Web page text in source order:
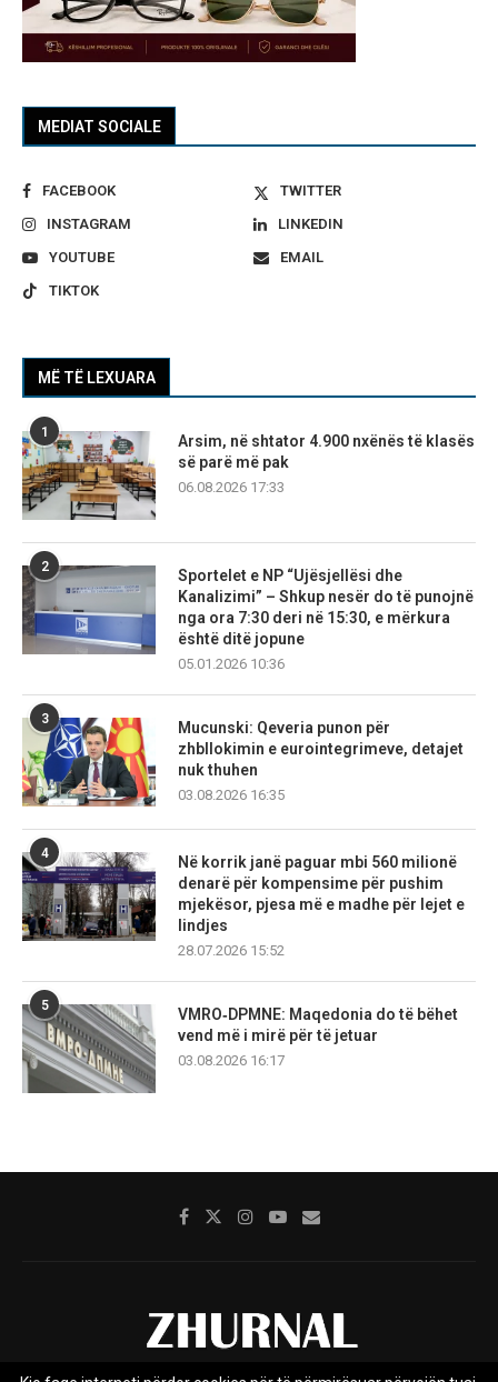
MEDIAT SOCIALE
FACEBOOK
TWITTER
INSTAGRAM
LINKEDIN
YOUTUBE
EMAIL
TIKTOK
MË TË LEXUARA
1
Arsim, në shtator 4.900 nxënës të klasës
së parë më pak
06.08.2026 17:33
2
Sportelet e NP “Ujësjellësi dhe
Kanalizimi” – Shkup nesër do të punojnë
nga ora 7:30 deri në 15:30, e mërkura
është ditë jopune
05.01.2026 10:36
3
Mucunski: Qeveria punon për
zhbllokimin e eurointegrimeve, detajet
nuk thuhen
03.08.2026 16:35
4
Në korrik janë paguar mbi 560 milionë
denarë për kompensime për pushim
mjekësor, pjesa më e madhe për lejet e
lindjes
28.07.2026 15:52
5
VMRO‑DPMNE: Maqedonia do të bëhet
vend më i mirë për të jetuar
03.08.2026 16:17